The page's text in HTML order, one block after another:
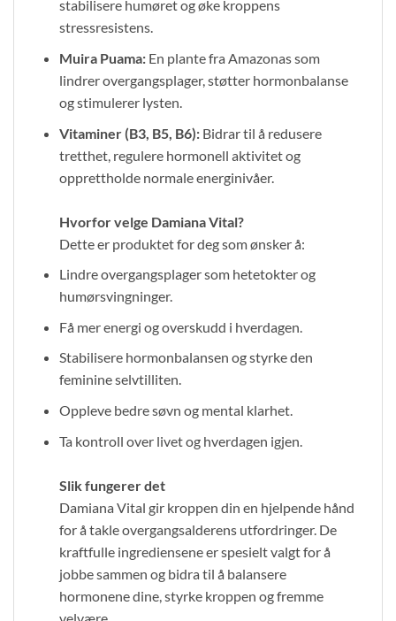
stabilisere humøret og øke kroppens
stressresistens.
Muira Puama:En plante fra Amazonas som
lindrer overgangsplager, støtter hormonbalanse
og stimulerer lysten.
Vitaminer (B3, B5, B6):Bidrar til å redusere
tretthet, regulere hormonell aktivitet og
opprettholde normale energinivåer.
Hvorfor velge Damiana Vital?
Dette er produktet for deg som ønsker å:
Lindre overgangsplager som hetetokter og
humørsvingninger.
Få mer energi og overskudd i hverdagen.
Stabilisere hormonbalansen og styrke den
feminine selvtilliten.
Oppleve bedre søvn og mental klarhet.
Ta kontroll over livet og hverdagen igjen.
Slik fungerer det
Damiana Vital gir kroppen din en hjelpende hånd
for å takle overgangsalderens utfordringer. De
kraftfulle ingrediensene er spesielt valgt for å
jobbe sammen og bidra til å balansere
hormonene dine, styrke kroppen og fremme
velvære.